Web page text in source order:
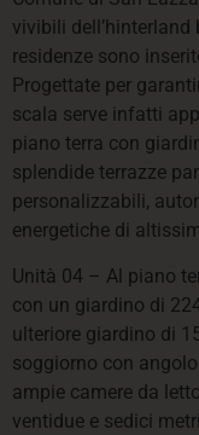
vivibili
residenze sono
Progettate per
scala serve infatti
piano terra con
splendide terrazze
personalizzabili,
energetiche di
Unità 04 – Al piano
con un giardino di
ulteriore giardino di
soggiorno con
ampie camere da
ventidue e sedici